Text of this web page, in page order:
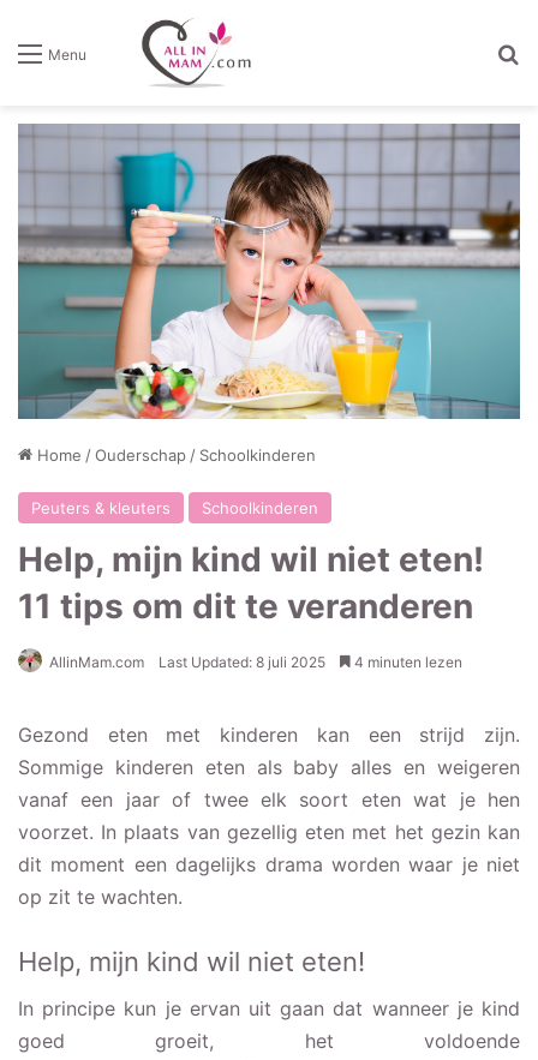
Menu
Home /Ouderschap / Schoolkinderen
Peuters & kleuters Schoolkinderen
Help, mijn kind wil niet eten!
11 tips om dit te veranderen
AllinMam.com Last Updated: 8 juli 2025 4 minuten lezen
Gezond eten met kinderen kan een strijd zijn.
Sommige kinderen eten als baby alles en weigeren
vanaf een jaar of twee elk soort eten wat je hen
voorzet. In plaats van gezellig eten met het gezin kan
dit moment een dagelijks drama worden waar je niet
op zit te wachten.
Help, mijn kind wil niet eten!
In principe kun je ervan uit gaan dat wanneer je kind
goed groeit, het voldoende